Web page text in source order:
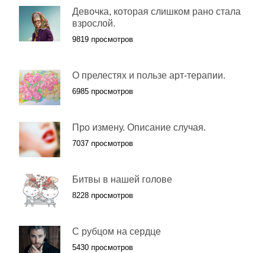
Девочка, которая слишком рано стала
взрослой.
9819 просмотров
О прелестях и пользе арт-терапии.
6985 просмотров
Про измену. Описание случая.
7037 просмотров
Битвы в нашей голове
8228 просмотров
С рубцом на сердце
5430 просмотров